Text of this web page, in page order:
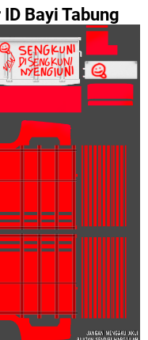
Bayi Tabung